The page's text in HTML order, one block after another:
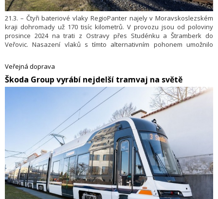
21.3. – Čtyři bateriové vlaky RegioPanter najely v Moravskoslezském
kraji dohromady už 170 tisíc kilometrů. V provozu jsou od poloviny
prosince 2024 na trati z Ostravy přes Studénku a Štramberk do
Veřovic. Nasazení vlaků s tímto alternativním pohonem umožnilo
k přírodě díky úspoře emisí oxidu uhličitého.
Veřejná doprava
​Škoda Group vyrábí nejdelší tramvaj na světě